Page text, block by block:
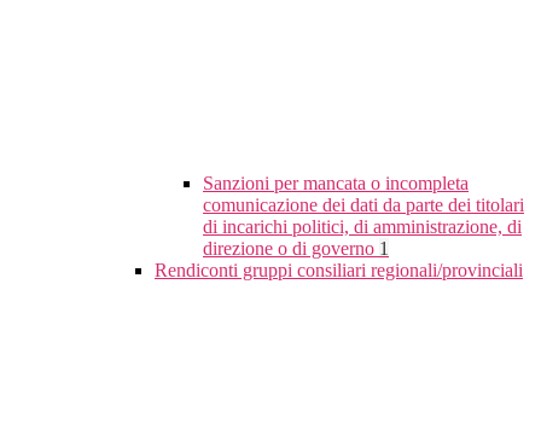
Sanzioni per mancata o incompleta
comunicazione dei dati da parte dei titolari
di incarichi politici, di amministrazione, di
direzione o di governo 1
Rendiconti gruppi consiliari regionali/provinciali